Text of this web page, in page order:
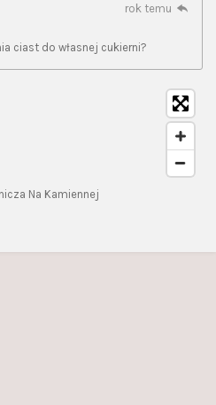
rok temu
ciast do własnej cukierni?
Na Kamiennej